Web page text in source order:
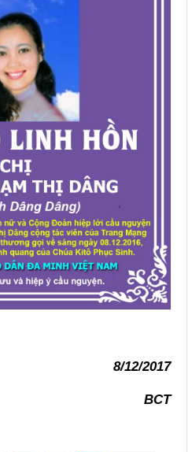
8/12/2017
BCT